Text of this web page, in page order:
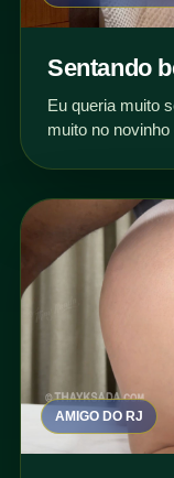
Sentando
Eu queria muito
muito no novinho
AMIGO DO RJ